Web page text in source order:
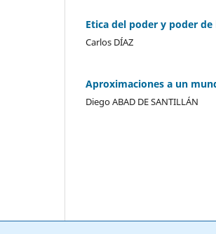
Etica del poder y poder de
Carlos DÍAZ
Aproximaciones a un
Diego ABAD DE SANTILLÁN